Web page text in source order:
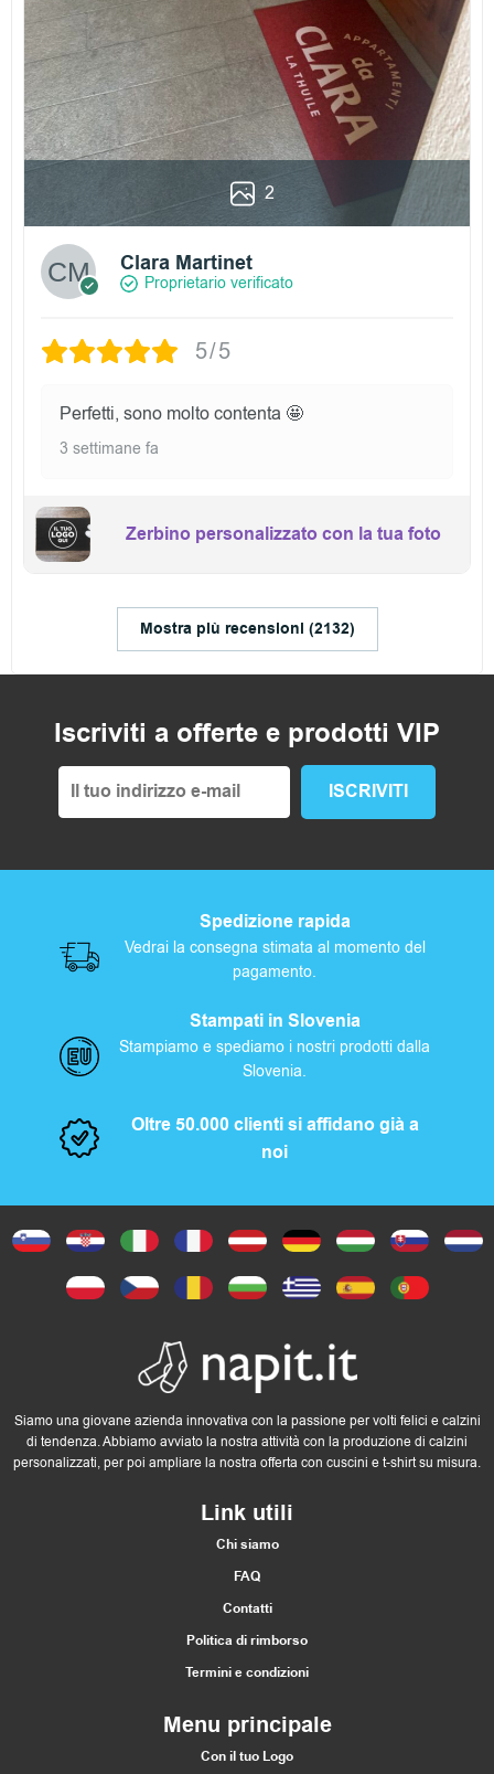
2
Clara Martinet
Proprietario verificato
5/5
Perfetti, sono molto contenta 🤩
3 settimane fa
Zerbino personalizzato con la tua foto
Mostra più recensioni (2132)
Iscriviti a offerte e prodotti VIP
Spedizione rapida
Vedrai la consegna stimata al momento del
pagamento.
Stampati in Slovenia
Stampiamo e spediamo i nostri prodotti dalla
Slovenia.
Oltre 50.000 clienti si affidano già a
noi
Siamo una giovane azienda innovativa con la passione per volti felici e calzini
di tendenza. Abbiamo avviato la nostra attività con la produzione di calzini
personalizzati, per poi ampliare la nostra offerta con cuscini e t-shirt su misura.
Link utili
Chi siamo
FAQ
Contatti
Politica di rimborso
Termini e condizioni
Menu principale
Con il tuo Logo